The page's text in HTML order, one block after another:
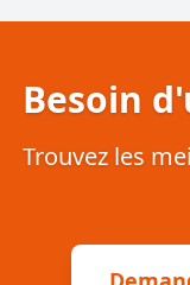
Besoin
Trouvez les